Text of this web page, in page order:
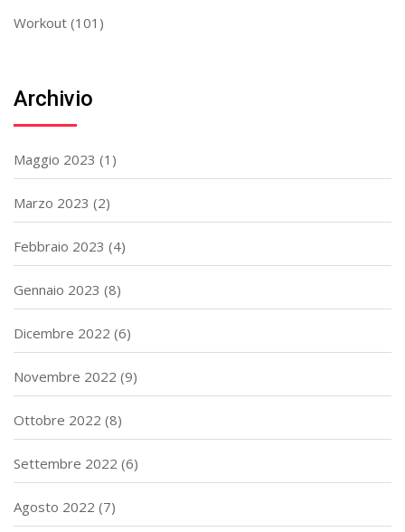
Workout (101)
Archivio
Maggio 2023 (1)
Marzo 2023 (2)
Febbraio 2023 (4)
Gennaio 2023 (8)
Dicembre 2022 (6)
Novembre 2022 (9)
Ottobre 2022 (8)
Settembre 2022 (6)
Agosto 2022 (7)